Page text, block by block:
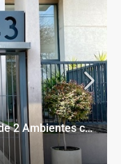
OPORTUNIDAD!!! Departamento de 2 Ambientes con Cochera en Banfield Este